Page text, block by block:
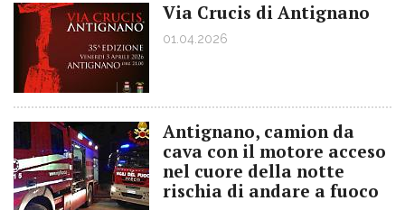
Via Crucis di Antignano
01.04.2026
Antignano, camion da
cava con il motore acceso
nel cuore della notte
rischia di andare a fuoco